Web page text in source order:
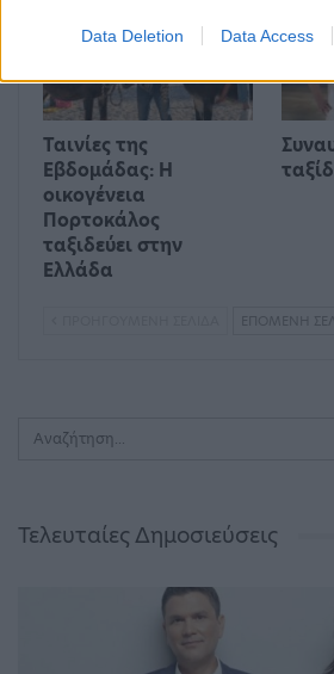
Data Deletion Data Access
Ταινίες της
Εβδομάδας: Η
οικογένεια
Πορτοκάλος
ταξιδεύει στην
Ελλάδα
ΕΠΌΜΕΝΗ
Τελευταίες Δημοσιεύσεις